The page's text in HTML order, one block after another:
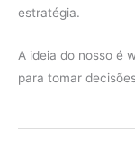
estratégia.
A ideia do nosso é
para tomar